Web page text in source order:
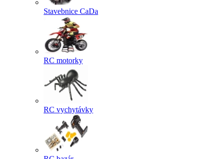
Stavebnice CaDa
RC motorky
RC vychytávky